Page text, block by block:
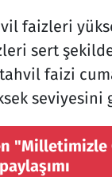
faizleri
sert
tahvil faizi
seviyesini
"Milletimizle